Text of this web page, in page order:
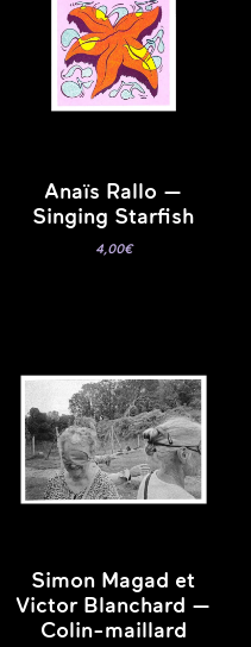
Anaïs Rallo —
Singing Starfish
4,00€
Simon Magad et
Victor Blanchard —
Colin-maillard